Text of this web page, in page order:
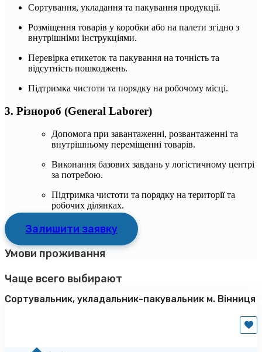
Сортування, укладання та пакування продукції.
Розміщення товарів у коробки або на палети згідно з
внутрішніми інструкціями.
Перевірка етикеток та пакування на точність та
відсутність пошкоджень.
Підтримка чистоти та порядку на робочому місці.
3. Різнороб (General Laborer)
Допомога при завантаженні, розвантаженні та
внутрішньому переміщенні товарів.
Виконання базових завдань у логістичному центрі
за потребою.
Підтримка чистоти та порядку на території та
робочих ділянках.
Залишити заявку
Умови проживання
Чаще всего выбирают
Сортувальник, укладальник-пакувальник м. Вінниця